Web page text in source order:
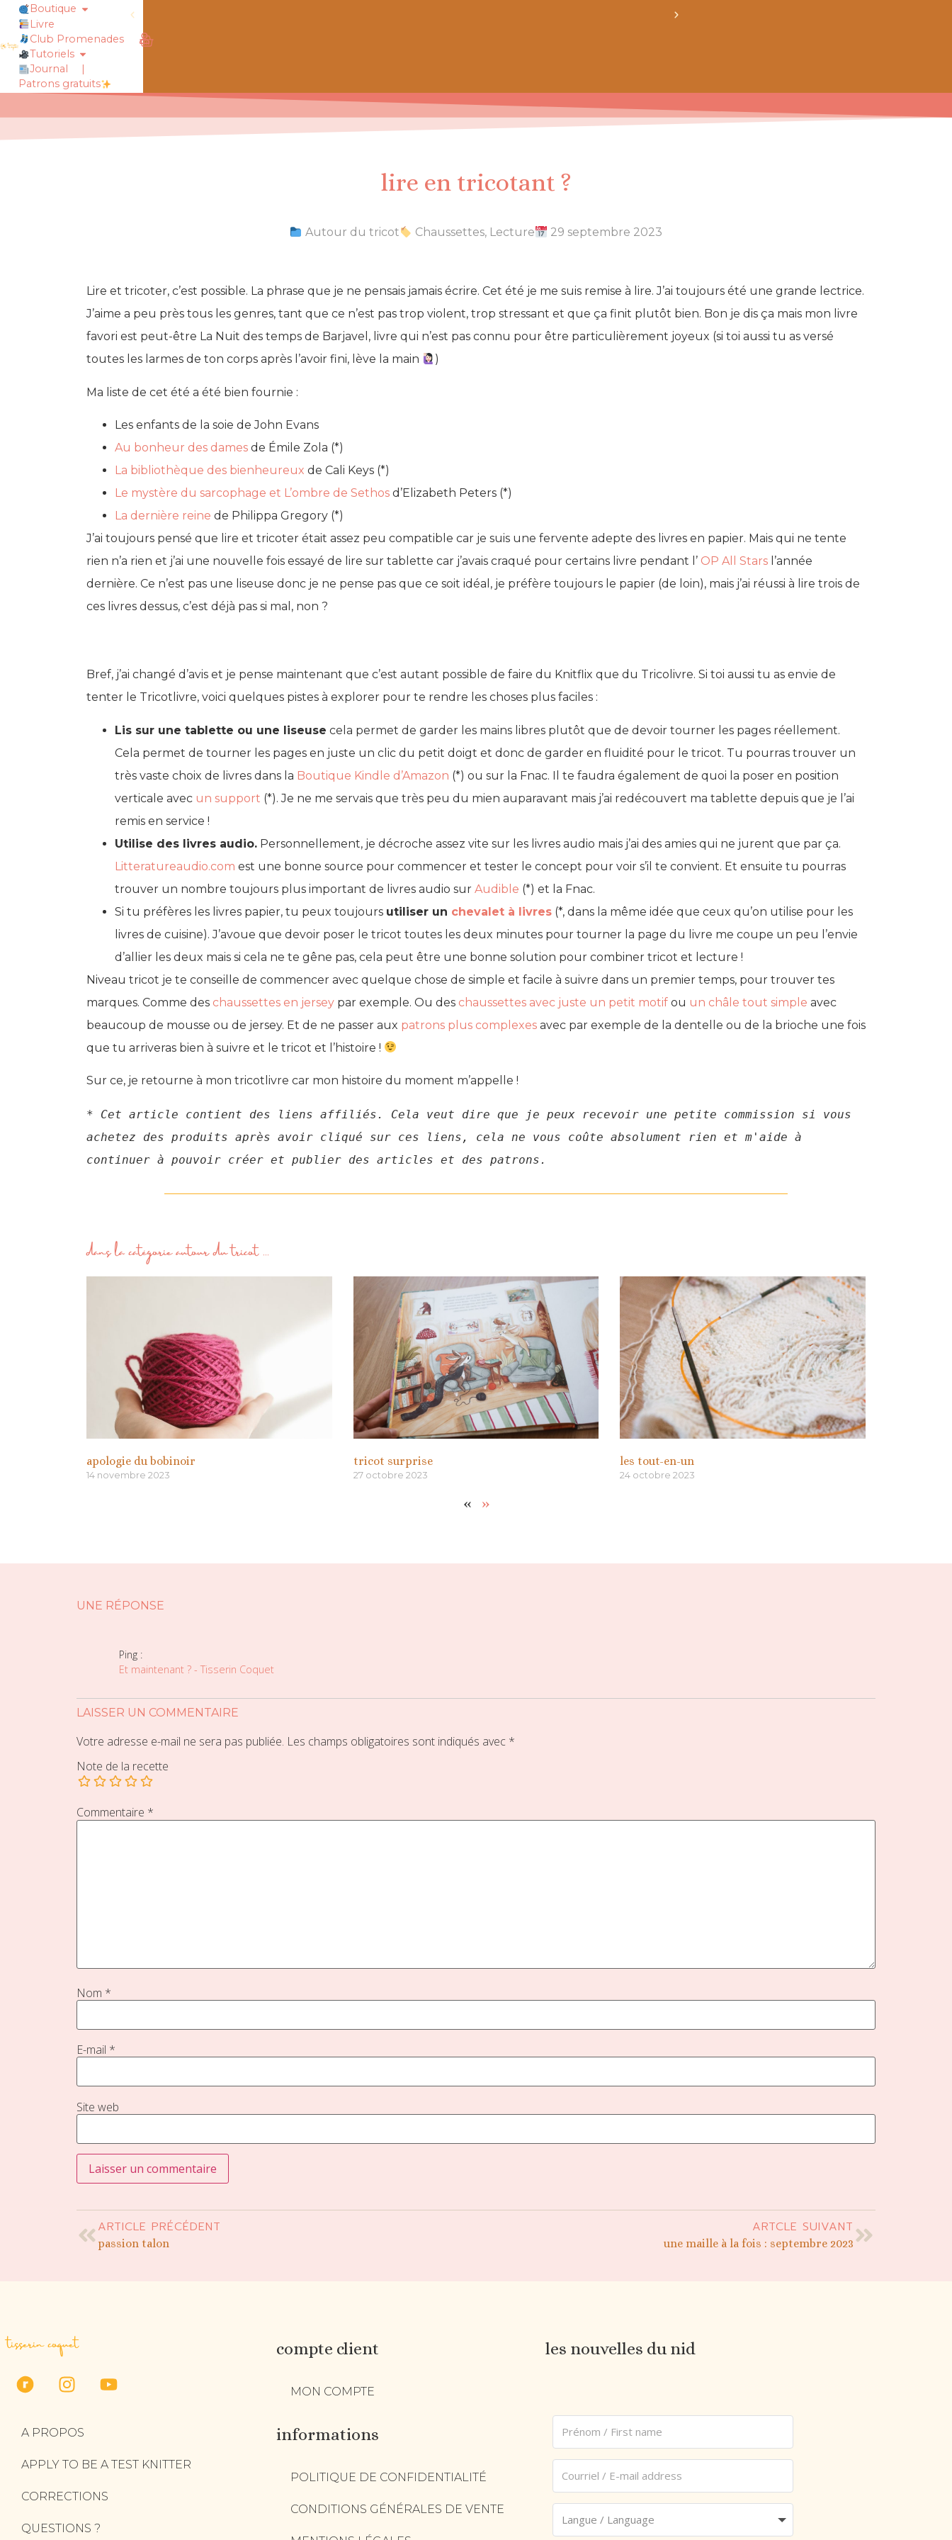
obtiens 20% de réduction sur ton prochain achat de patrons
Boutique
Livre
Club Promenades
Tutoriels
Journal
|
Patrons gratuits
lire en tricotant ?
Autour du tricot Chaussettes, Lecture 29 septembre 2023
Lire et tricoter, c’est possible. La phrase que je ne pensais jamais écrire. Cet été je me suis remise à lire. J’ai toujours été une grande lectrice.
J’aime a peu près tous les genres, tant que ce n’est pas trop violent, trop stressant et que ça finit plutôt bien. Bon je dis ça mais mon livre
favori est peut-être La Nuit des temps de Barjavel, livre qui n’est pas connu pour être particulièrement joyeux (si toi aussi tu as versé
toutes les larmes de ton corps après l’avoir fini, lève la main
)
Ma liste de cet été a été bien fournie :
Les enfants de la soie de John Evans
Au bonheur des dames de Émile Zola (*)
La bibliothèque des bienheureux de Cali Keys (*)
Le mystère du sarcophage et L’ombre de Sethos d’Elizabeth Peters (*)
La dernière reine de Philippa Gregory (*)
J’ai toujours pensé que lire et tricoter était assez peu compatible car je suis une fervente adepte des livres en papier. Mais qui ne tente
rien n’a rien et j’ai une nouvelle fois essayé de lire sur tablette car j’avais craqué pour certains livre pendant l’ OP All Stars l’année
dernière. Ce n’est pas une liseuse donc je ne pense pas que ce soit idéal, je préfère toujours le papier (de loin), mais j’ai réussi à lire trois de
ces livres dessus, c’est déjà pas si mal, non ?
Bref, j’ai changé d’avis et je pense maintenant que c’est autant possible de faire du Knitflix que du Tricolivre. Si toi aussi tu as envie de
tenter le Tricotlivre, voici quelques pistes à explorer pour te rendre les choses plus faciles :
Lis sur une tablette ou une liseuse cela permet de garder les mains libres plutôt que de devoir tourner les pages réellement.
Cela permet de tourner les pages en juste un clic du petit doigt et donc de garder en fluidité pour le tricot. Tu pourras trouver un
très vaste choix de livres dans la Boutique Kindle d’Amazon (*) ou sur la Fnac. Il te faudra également de quoi la poser en position
verticale avec un support (*). Je ne me servais que très peu du mien auparavant mais j’ai redécouvert ma tablette depuis que je l’ai
remis en service !
Utilise des livres audio. Personnellement, je décroche assez vite sur les livres audio mais j’ai des amies qui ne jurent que par ça.
Litteratureaudio.com est une bonne source pour commencer et tester le concept pour voir s’il te convient. Et ensuite tu pourras
trouver un nombre toujours plus important de livres audio sur Audible (*) et la Fnac.
Si tu préfères les livres papier, tu peux toujours utiliser un chevalet à livres (*, dans la même idée que ceux qu’on utilise pour les
livres de cuisine). J’avoue que devoir poser le tricot toutes les deux minutes pour tourner la page du livre me coupe un peu l’envie
d’allier les deux mais si cela ne te gêne pas, cela peut être une bonne solution pour combiner tricot et lecture !
Niveau tricot je te conseille de commencer avec quelque chose de simple et facile à suivre dans un premier temps, pour trouver tes
marques. Comme des chaussettes en jersey par exemple. Ou des chaussettes avec juste un petit motif ou un châle tout simple avec
beaucoup de mousse ou de jersey. Et de ne passer aux patrons plus complexes avec par exemple de la dentelle ou de la brioche une fois
que tu arriveras bien à suivre et le tricot et l’histoire !
Sur ce, je retourne à mon tricotlivre car mon histoire du moment m’appelle !
* Cet article contient des liens affiliés. Cela veut dire que je peux recevoir une petite commission si vous
achetez des produits après avoir cliqué sur ces liens, cela ne vous coûte absolument rien et m'aide à
continuer à pouvoir créer et publier des articles et des patrons.
dans la catégorieautour du tricot...
apologie du bobinoir
14 novembre 2023
tricot surprise
27 octobre 2023
les tout-en-un
24 octobre 2023
« »
UNE RÉPONSE
Ping :
Et maintenant ? - Tisserin Coquet
LAISSER UN COMMENTAIRE
Votre adresse e-mail ne sera pas publiée. Les champs obligatoires sont indiqués avec *
Note de la recette
Commentaire *
Nom *
E-mail *
Site web
ARTICLE PRÉCÉDENT
passion talon
ARTCLE SUIVANT
une maille à la fois : septembre 2023
tisserin coquet
A PROPOS
APPLY TO BE A TEST KNITTER
CORRECTIONS
QUESTIONS ?
compte client
MON COMPTE
informations
POLITIQUE DE CONFIDENTIALITÉ
CONDITIONS GÉNÉRALES DE VENTE
les nouvelles du nid